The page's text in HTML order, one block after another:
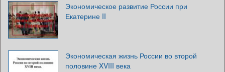
Экономическое развитие России при
Екатерине II
Экономическая жизнь России во второй
половине XVIII века